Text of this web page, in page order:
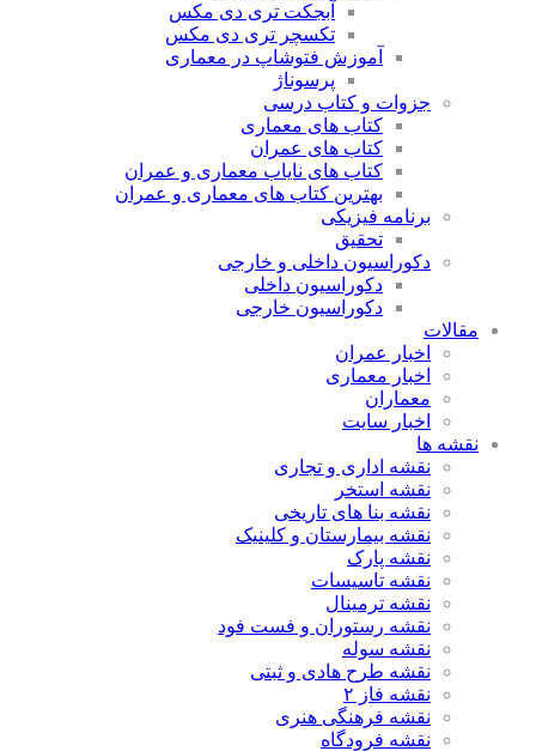
آبجکت تری دی مکس
تکسچر تری دی مکس
آموزش فتوشاپ در معماری
پرسوناژ
جزوات و کتاب درسی
کتاب های معماری
کتاب های عمران
کتاب های نایاب معماری و عمران
بهترین کتاب های معماری و عمران
برنامه فیزیکی
تحقیق
دکوراسیون داخلی و خارجی
دکوراسیون داخلی
دکوراسیون خارجی
مقالات
اخبار عمران
اخبار معماری
معماران
اخبار سایت
نقشه ها
نقشه اداری و تجاری
نقشه استخر
نقشه بنا های تاریخی
نقشه بیمارستان و کلینیک
نقشه پارک
نقشه تاسیسات
نقشه ترمینال
نقشه رستوران و فست فود
نقشه سوله
نقشه طرح هادی و ثبتی
نقشه فاز ۲
نقشه فرهنگی هنری
نقشه فرودگاه